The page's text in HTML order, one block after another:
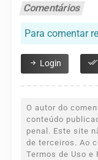
Comentários
Para comentar
Login
O autor do
conteúdo
penal. Este site
de terceiros. Ao
Termos de Uso e